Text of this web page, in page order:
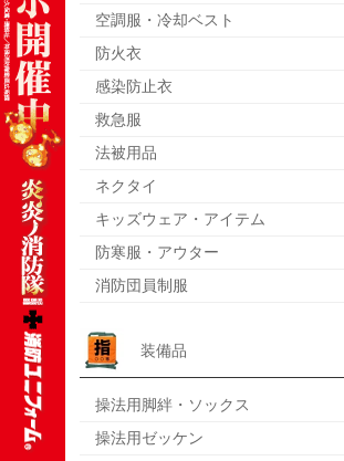
空調服・冷却ベスト
防火衣
感染防止衣
救急服
法被用品
ネクタイ
キッズウェア・アイテム
防寒服・アウター
消防団員制服
装備品
操法用脚絆・ソックス
操法用ゼッケン